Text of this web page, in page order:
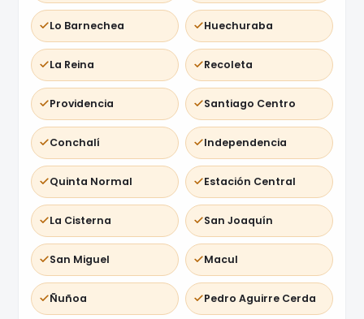
Lo Barnechea Huechuraba
La Reina Recoleta
Providencia Santiago Centro
Conchalí Independencia
Quinta Normal Estación Central
La Cisterna San Joaquín
San Miguel Macul
Ñuñoa Pedro Aguirre Cerda